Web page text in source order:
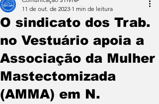
O sindicato dos Trab.
no Vestuário apoia a
Associação da Mulher
Mastectomizada
(AMMA) em N.
11 de out. de 2023 1 min de leitura